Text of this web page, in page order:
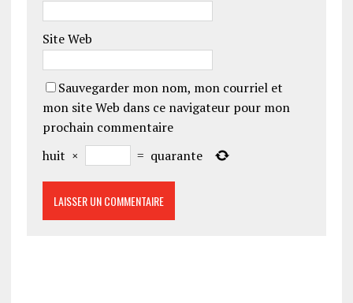
Site Web
Sauvegarder mon nom, mon courriel et
mon site Web dans ce navigateur pour mon
prochain commentaire
huit × = quarante